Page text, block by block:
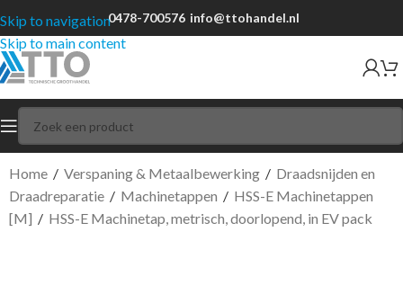
Skip to navigation
Skip to main content
0478-700576 info@ttohandel.nl
Home / Verspaning & Metaalbewerking / Draadsnijden en
Draadreparatie / Machinetappen / HSS-E Machinetappen
[M] / HSS-E Machinetap, metrisch, doorlopend, in EV pack